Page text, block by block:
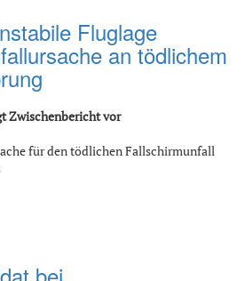
Fluglage
an tödlichem
Zwischenbericht vor
für den tödlichen Fallschirmunfall